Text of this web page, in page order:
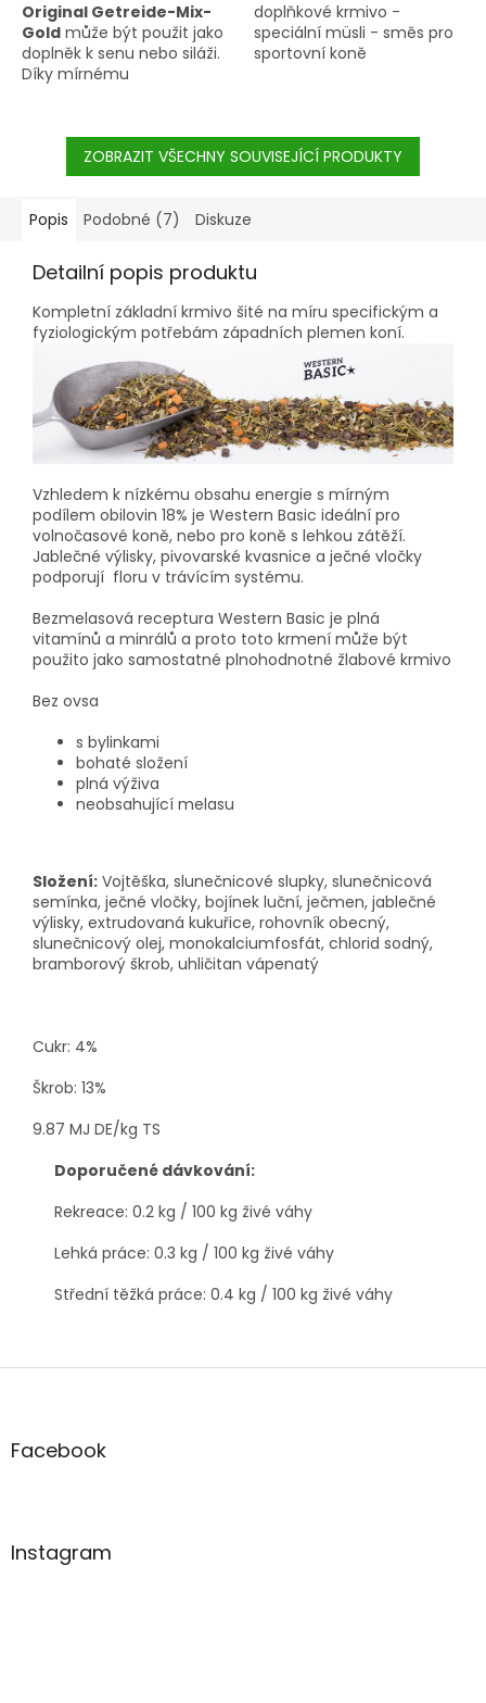
Original Getreide-Mix-
Gold může být použit jako
doplněk k senu nebo siláži.
Díky mírnému
perfektní pro rekreační
doplňkové krmivo -
speciální müsli - směs pro
sportovní koně
• ŠETRNÝ K ŽALUDKU •
METABOLICKÁ ONEMOCNĚNÍ
ZOBRAZIT VŠECHNY SOUVISEJÍCÍ PRODUKTY
Popis Podobné (7) Diskuze
Detailní popis produktu
Kompletní základní krmivo šité na míru specifickým a
fyziologickým potřebám západních plemen koní.
Vzhledem k nízkému obsahu energie s mírným
podílem obilovin 18% je Western Basic ideální pro
volnočasové koně, nebo pro koně s lehkou zátěží.
Jablečné výlisky, pivovarské kvasnice a ječné vločky
podporují floru v trávícím systému.
Bezmelasová receptura Western Basic je plná
vitamínů a minrálů a proto toto krmení může být
použito jako samostatné plnohodnotné žlabové krmivo
Bez ovsa
s bylinkami
bohaté složení
plná výživa
neobsahující melasu
Složení: Vojtěška, slunečnicové slupky, slunečnicová
semínka, ječné vločky, bojínek luční, ječmen, jablečné
výlisky, extrudovaná kukuřice, rohovník obecný,
slunečnicový olej, monokalciumfosfát, chlorid sodný,
bramborový škrob, uhličitan vápenatý
Cukr: 4%
Škrob: 13%
9.87 MJ DE/kg TS
Doporučené dávkování:
Rekreace: 0.2 kg / 100 kg živé váhy
Lehká práce: 0.3 kg / 100 kg živé váhy
Střední těžká práce: 0.4 kg / 100 kg živé váhy
Z
aFacebook
Instagram